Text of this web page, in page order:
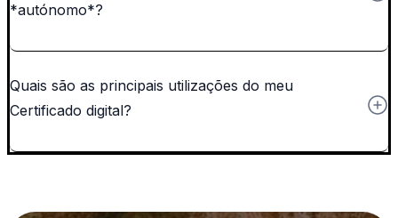
*autónomo*?
Quais são as principais utilizações do meu
Certificado digital?